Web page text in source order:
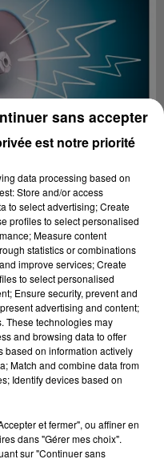
est notre priorité
data processing based on
Store and/or access
to select advertising; Create
profiles to select personalised
Measure content
statistics or combinations
improve services; Create
to select personalised
Ensure security, prevent and
advertising and content;
These technologies may
and browsing data to offer
based on information actively
Match and combine data from
Identify devices based on
et fermer", ou affiner en
dans "Gérer mes choix".
sur "Continuer sans
sans accepter